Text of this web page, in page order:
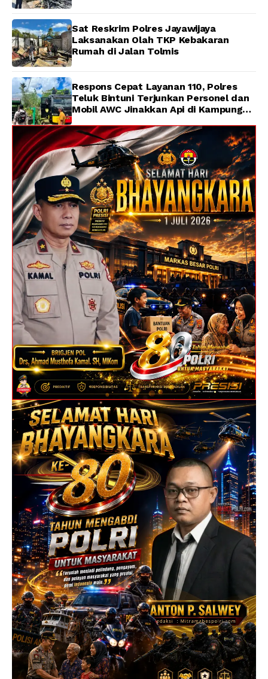
Sat Reskrim Polres Jayawijaya
Laksanakan Olah TKP Kebakaran
Rumah di Jalan Tolmis
Respons Cepat Layanan 110, Polres
Teluk Bintuni Terjunkan Personel dan
Mobil AWC Jinakkan Api di Kampung